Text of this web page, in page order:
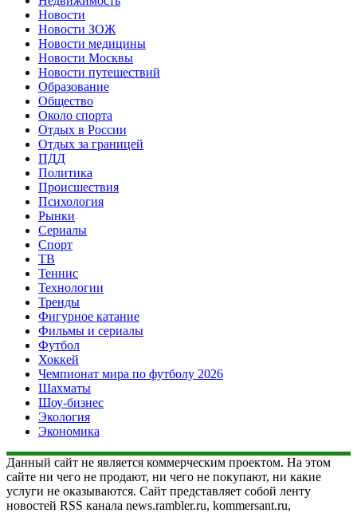
Новости
Новости ЗОЖ
Новости медицины
Новости Москвы
Новости путешествий
Образование
Общество
Около спорта
Отдых в России
Отдых за границей
ПДД
Политика
Происшествия
Психология
Рынки
Сериалы
Спорт
ТВ
Теннис
Технологии
Тренды
Фигурное катание
Фильмы и сериалы
Футбол
Хоккей
Чемпионат мира по футболу 2026
Шахматы
Шоу-бизнес
Экология
Экономика
Данный сайт не является коммерческим проектом. На этом
сайте ни чего не продают, ни чего не покупают, ни какие
услуги не оказываются. Сайт представляет собой ленту
новостей RSS канала news.rambler.ru, kommersant.ru,